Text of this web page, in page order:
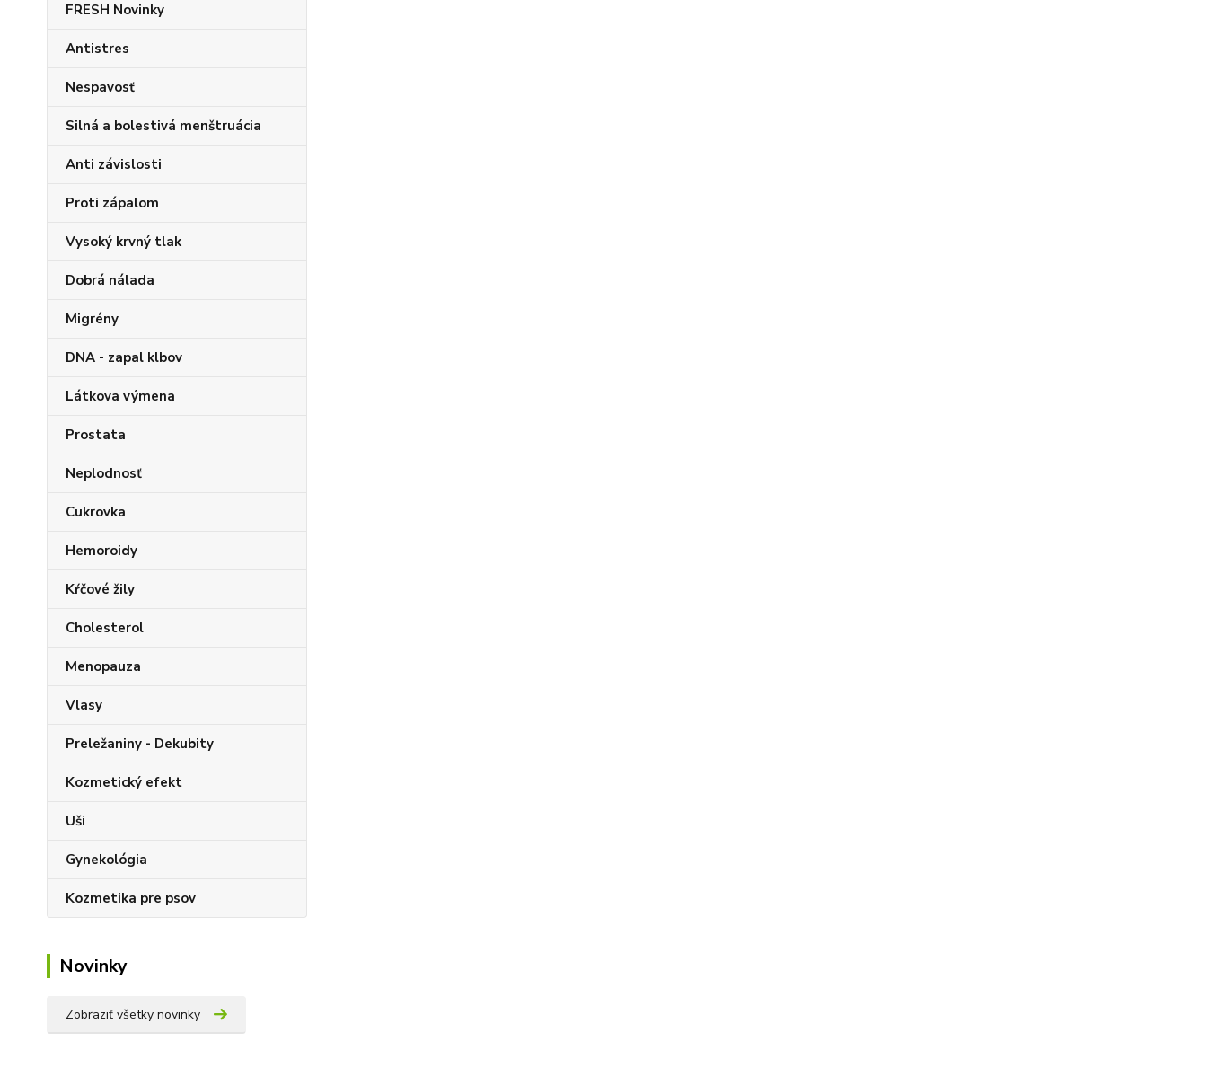
FRESH Novinky
Antistres
Nespavosť
Silná a bolestivá menštruácia
Anti závislosti
Proti zápalom
Vysoký krvný tlak
Dobrá nálada
Migrény
DNA - zapal klbov
Látkova výmena
Prostata
Neplodnosť
Cukrovka
Hemoroidy
Kŕčové žily
Cholesterol
Menopauza
Vlasy
Preležaniny - Dekubity
Kozmetický efekt
Uši
Gynekológia
Kozmetika pre psov
Novinky
Zobraziť všetky novinky